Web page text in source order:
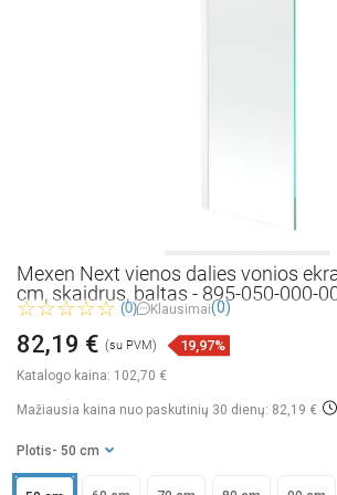
Mexen Next vienos dalies vonios
cm, skaidrus, baltas - 895-050-000-
(0) Klausimai(0)
Katalogo kaina: 102,70 €
82,19 € (su PVM) 19,97%
Mažiausia kaina nuo paskutinių 30 dienų: 82,19 €
Plotis - 50 cm